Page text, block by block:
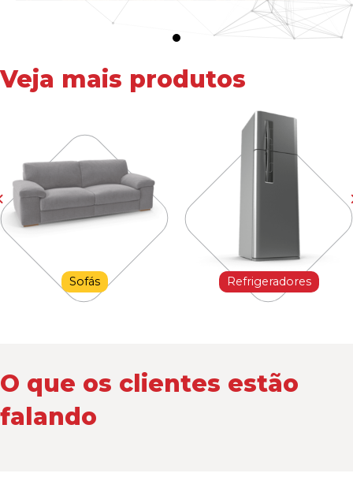
Veja mais produtos
Sofás Refrigeradores
O que os clientes estão
falando